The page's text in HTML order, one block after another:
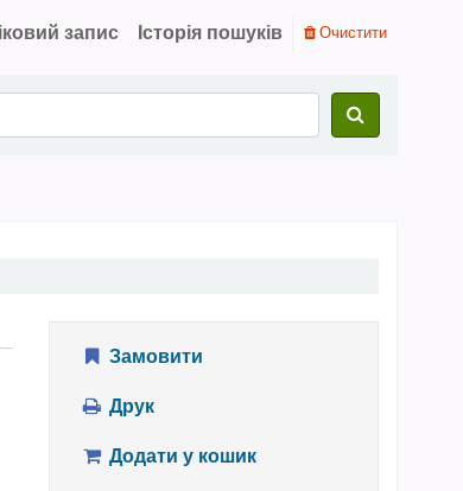
запис Історія пошуків Очистити
Замовити
Друк
Додати у кошик